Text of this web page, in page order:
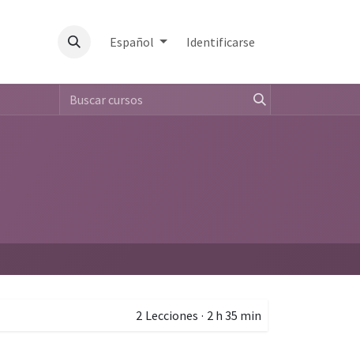
Español Identificarse
2 Lecciones · 2 h 35 min